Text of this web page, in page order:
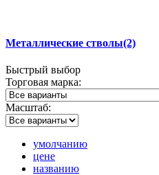
Металлические стволы(2)
Быстрый выбор
Торговая марка:
Масштаб:
умолчанию
цене
названию